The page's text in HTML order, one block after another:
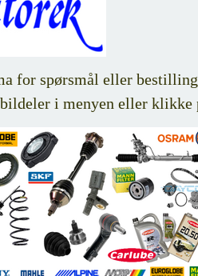
for spørsmål eller
i menyen eller klikke